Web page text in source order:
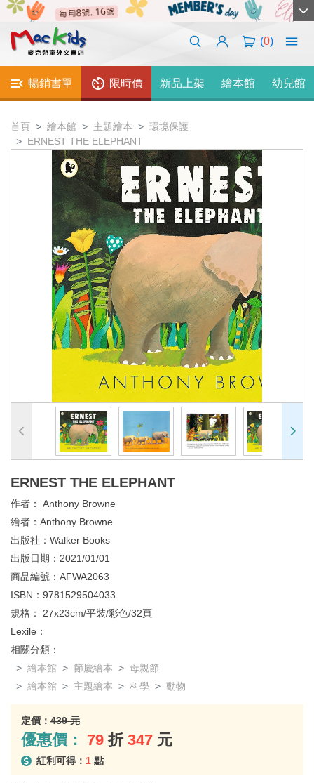
(0)
暢銷書單 限時價 新品上架 繪本館 幼兒館
首頁 繪本館 主題繪本
環境保護
ERNEST THE ELEPHANT
ERNEST THE ELEPHANT
作者： Anthony Browne
繪者： Anthony Browne
出版社： Walker Books
出版日期： 2021/01/01
商品編號： AFWA2063
ISBN： 9781529504033
規格： 27x23cm/平裝/彩色/32頁
Lexile：
相關分類：
繪本館
節慶繪本
母親節
繪本館
主題繪本 科學 動物
定價： 439 元
優惠價： 79 折 347 元
紅利可得： 1 點